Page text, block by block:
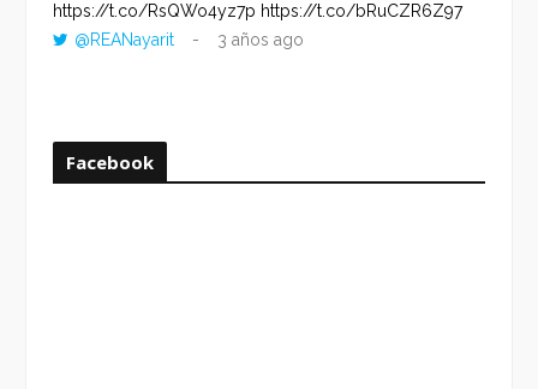
https://t.co/RsQWo4yz7p https://t.co/bRuCZR6Z97
@REANayarit
3 años ago
Facebook